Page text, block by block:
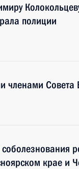
полиции
членами Совета
крае и